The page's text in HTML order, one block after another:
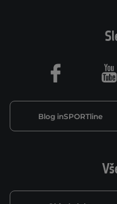
Blog inSPORTline
Facebook